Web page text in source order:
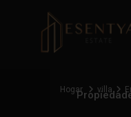
Hogar villa